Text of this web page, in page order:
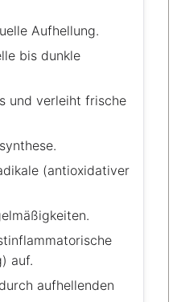
Aufhellung.
bis dunkle
und verleiht frische
(antioxidativer
auf.
aufhellenden